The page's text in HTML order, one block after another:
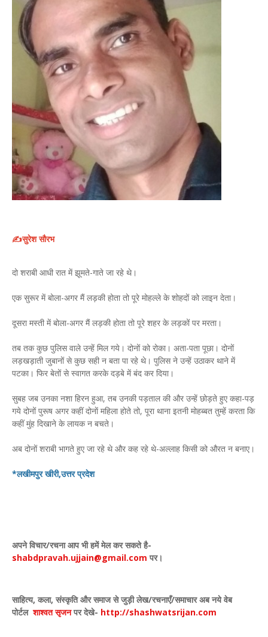
✍️सुरेश सौरभ
दो शराबी आधी रात में झूमते-गाते जा रहे थे।
एक सुरूर में बोला-अगर मैं लड़की होता तो पूरे मोहल्ले के शोहदों को लाइन देता।
दूसरा मस्ती में बोला-अगर मैं लड़की होता तो पूरे शहर के लड़कों पर मरता।
तब तक कुछ पुलिस वाले उन्हें मिल गये। दोनों को रोका। अता-पता पूछा। दोनों
लड़खड़ाती जुबानों से कुछ सही न बता पा रहे थे। पुलिस ने उन्हें उठाकर थाने में
पटका। फिर बेतों से स्वागत करके दड़बे में बंद कर दिया।
सुबह जब उनका नशा हिरन हुआ, तब उनकी पड़ताल की और उन्हें छोड़ते हुए कहा-पड़
गये दोनों पुरूष अगर कहीं दोनाें महिला होते तो, पूरा थाना इतनी मोहब्बत तुम्हें करता कि
कहीं मुंह दिखाने के लायक न बचते।
अब दोनों शराबी भागते हुए जा रहे थे और कह रहे थे-अल्लाह किसी को औरत न बनाए।
*लखीमपुर खीरी,उत्तर प्रदेश
अपने विचार/रचना आप भी हमें मेल कर सकते है-
shabdpravah.ujjain@gmail.com पर।
साहित्य, कला, संस्कृति और समाज से जुड़ी लेख/रचनाएँ/समाचार अब नये वेब
पोर्टल शाश्वत सृजन पर देखे- http://shashwatsrijan.com